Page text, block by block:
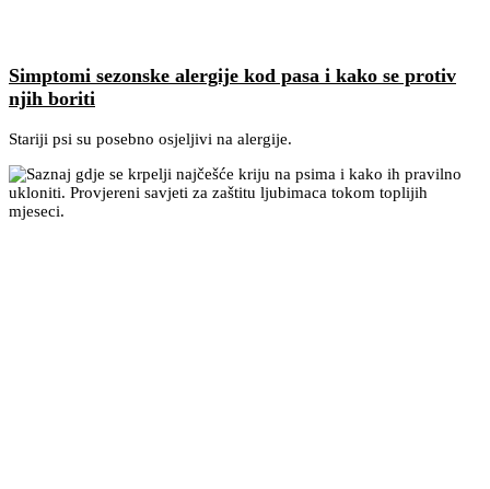
Simptomi sezonske alergije kod pasa i kako se protiv
njih boriti
Stariji psi su posebno osjeljivi na alergije.